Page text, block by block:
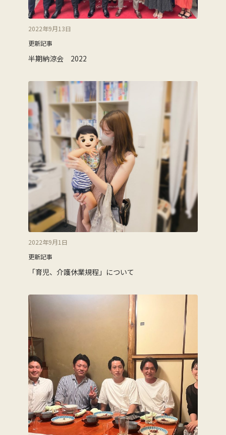
2022年9月13日
更新記事
半期納涼会 2022
2022年9月1日
更新記事
「育児、介護休業規程」について